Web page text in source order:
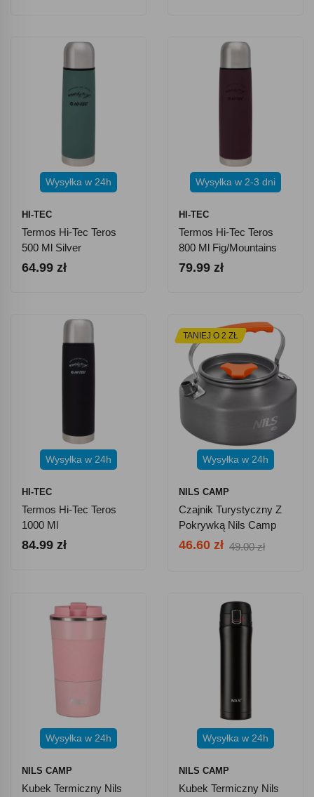
Wysyłka w 24h
HI-TEC
Termos Hi-Tec Teros
500 Ml Silver
Pine/Mountains Print
64.99 zł
Wysyłka w 2-3 dni
HI-TEC
Termos Hi-Tec Teros
800 Ml Fig/Mountains
Print
79.99 zł
Wysyłka w 24h
HI-TEC
Termos Hi-Tec Teros
1000 Ml
Black/Mountains Print
84.99 zł
TANIEJ O 2 ZŁ
Wysyłka w 24h
NILS CAMP
Czajnik Turystyczny Z
Pokrywką Nils Camp
NC17118 1,1L
46.60 zł 49.00 zł
Wysyłka w 24h
NILS CAMP
Kubek Termiczny Nils
Wysyłka w 24h
NILS CAMP
Kubek Termiczny Nils